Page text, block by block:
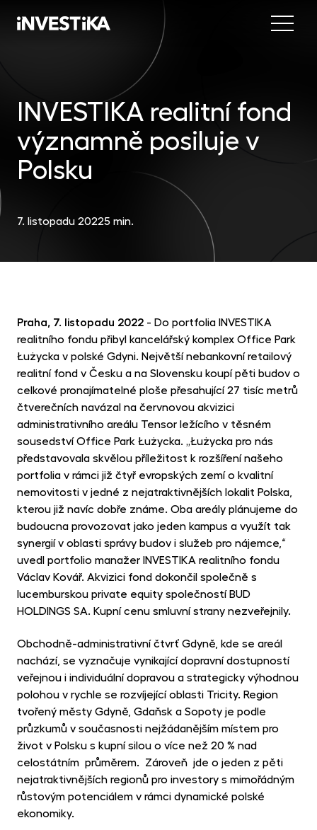
Menu
INVESTIKA realitní fond
významně posiluje v
Polsku
7. listopadu 20225 min.
Praha, 7. listopadu 2022 - Do portfolia INVESTIKA
realitního fondu přibyl kancelářský komplex Office Park
Łużycka v polské Gdyni. Největší nebankovní retailový
realitní fond v Česku a na Slovensku koupí pěti budov o
celkové pronajímatelné ploše přesahující 27 tisíc metrů
čtverečních navázal na červnovou akvizici
administrativního areálu Tensor ležícího v těsném
sousedství Office Park Łużycka. „Łużycka pro nás
představovala skvělou příležitost k rozšíření našeho
portfolia v rámci již čtyř evropských zemí o kvalitní
nemovitosti v jedné z nejatraktivnějších lokalit Polska,
kterou již navíc dobře známe. Oba areály plánujeme do
budoucna provozovat jako jeden kampus a využít tak
synergií v oblasti správy budov i služeb pro nájemce,“
uvedl portfolio manažer INVESTIKA realitního fondu
Václav Kovář. Akvizici fond dokončil společně s
lucemburskou private equity společností BUD
HOLDINGS SA. Kupní cenu smluvní strany nezveřejnily.
Obchodně-administrativní čtvrť Gdyně, kde se areál
nachází, se vyznačuje vynikající dopravní dostupností
veřejnou i individuální dopravou a strategicky výhodnou
polohou v rychle se rozvíjející oblasti Tricity. Region
tvořený městy Gdyně, Gdaňsk a Sopoty je podle
průzkumů v současnosti nejžádanějším místem pro
život v Polsku s kupní silou o více než 20 % nad
celostátním průměrem. Zároveň jde o jeden z pěti
nejatraktivnějších regionů pro investory s mimořádným
růstovým potenciálem v rámci dynamické polské
ekonomiky.